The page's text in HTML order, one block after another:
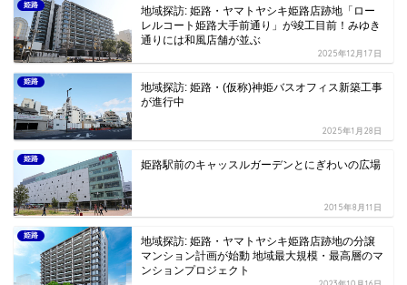
姫路
地域探訪: 姫路・ヤマトヤシキ姫路店跡地「ロー
レルコート姫路大手前通り」が竣工目前！みゆき
通りには和風店舗が並ぶ
2025年12月17日
姫路
地域探訪: 姫路・(仮称)神姫バスオフィス新築工事
が進行中
2025年1月28日
姫路 姫路駅前のキャッスルガーデンとにぎわいの広場
2015年8月11日
姫路
地域探訪: 姫路・ヤマトヤシキ姫路店跡地の分譲
マンション計画が始動 地域最大規模・最高層のマ
ンションプロジェクト